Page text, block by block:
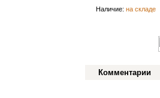
Наличие:на складе
Комментарии